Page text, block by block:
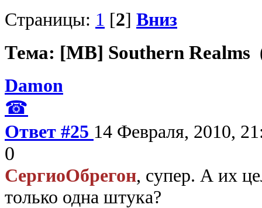
Страницы: 1 [2] Вниз
Тема: [MB] Southern Realms
Damon
☎
Ответ #25 14 Февраля, 2010,
0
СергиоОбрегон, супер. А их
только одна штука?